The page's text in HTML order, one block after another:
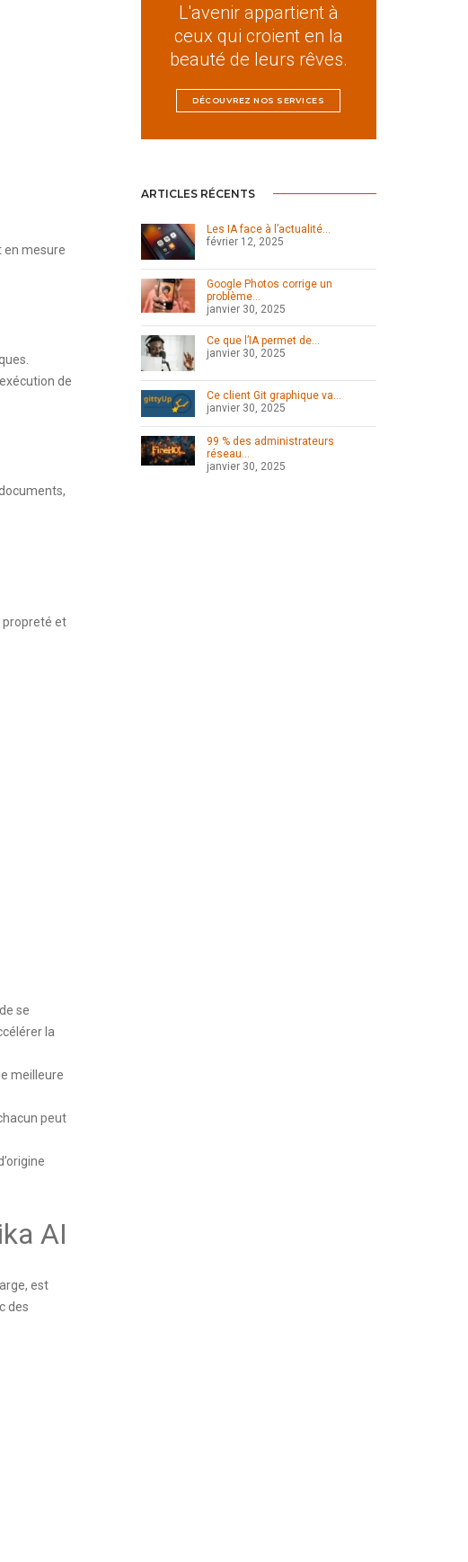
en mesure
de
propreté et
se
la
meilleure
peut
AI
est
des
L'avenir appartient à
ceux qui croient en la
beauté de leurs rêves.
DÉCOUVREZ NOS SERVICES
ARTICLES RÉCENTS
Les IA face à l’actualité…
février 12, 2025
Google Photos corrige un
problème…
janvier 30, 2025
Ce que l’IA permet de…
janvier 30, 2025
Ce client Git graphique va…
janvier 30, 2025
99 % des administrateurs
réseau…
janvier 30, 2025